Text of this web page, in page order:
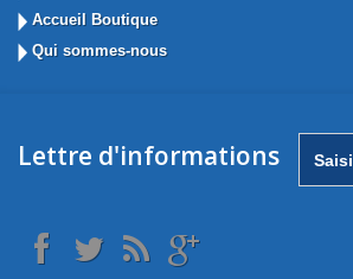
Accueil Boutique
Qui sommes-nous
Lettre d'informations